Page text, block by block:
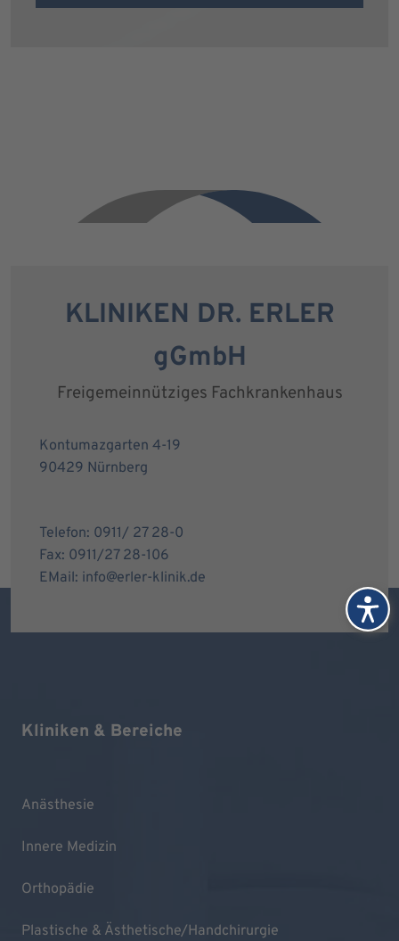
KLINIKEN DR. ERLER
gGmbH
Freigemeinnütziges Fachkrankenhaus
Kontumazgarten 4-19
90429 Nürnberg
Telefon: 0911/ 27 28-0
Fax: 0911/27 28-106
EMail: info@erler-klinik.de
Kliniken & Bereiche
Anästhesie
Innere Medizin
Orthopädie
Plastische & Ästhetische/Handchirurgie